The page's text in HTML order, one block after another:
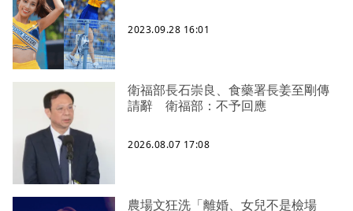
2023.09.28 16:01
衛福部長石崇良、食藥署長姜至剛傳
請辭 衛福部：不予回應
2026.08.07 17:08
農場文狂洗「離婚、女兒不是檢場